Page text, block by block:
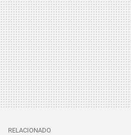
RELACIONADO